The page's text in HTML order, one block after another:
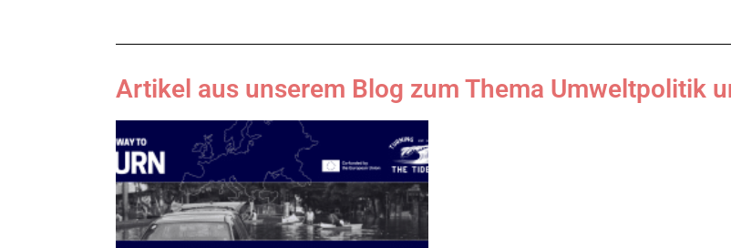
Artikel aus unserem Blog zum Thema Umweltpolitik